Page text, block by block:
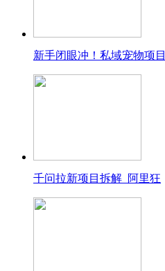
新手闭眼冲！私域宠物项目
千问拉新项目拆解_阿里狂